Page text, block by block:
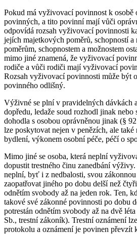
Pokud má vyživovací povinnost k osobě
povinných, a tito povinní mají vůči
odpovídá rozsah vyživovací povinnosti
jejích majetkových poměrů, schopností
poměrům, schopnostem a možnostem
mimo jiné znamená, že vyživovací
rodiče a vůči rodiči mají vyživovací
Rozsah vyživovací povinnosti může být
povinného odlišný.
Výživné se plní v pravidelných dávkách
dopředu, ledaže soud rozhodl jinak nebo
dohodla s osobou oprávněnou jinak (§
lze poskytovat nejen v penězích, ale
bydlení, výkonem osobní péče, péčí o
Mimo jiné se osoba, která neplní
dopustit trestného činu zanedbání
neplní, byť i z nedbalosti, svou
zaopatřovat jiného po dobu delší než
odnětím svobody až na jeden rok. Ten,
takové své zákonné povinnosti po dobu
potrestán odnětím svobody až na dvě
Sb., trestní zákoník). Trestní oznámení
protokolu a oznámení je povinen převzít